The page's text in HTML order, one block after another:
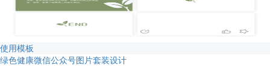
使用模板
绿色健康微信公众号图片套装设计